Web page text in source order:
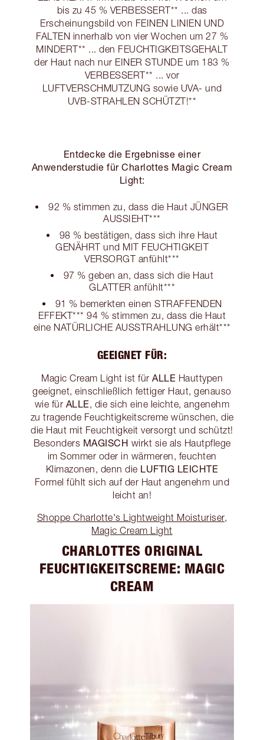
bis zu 45 % VERBESSERT** ... das
Erscheinungsbild von FEINEN LINIEN UND
FALTEN innerhalb von vier Wochen um 27 %
MINDERT** ... den FEUCHTIGKEITSGEHALT
der Haut nach nur EINER STUNDE um 183 %
VERBESSERT** ... vor
LUFTVERSCHMUTZUNG sowie UVA- und
UVB-STRAHLEN SCHÜTZT!**
Entdecke die Ergebnisse einer
Anwenderstudie für Charlottes Magic Cream
Light:
92 % stimmen zu, dass die Haut JÜNGER
AUSSIEHT***
98 % bestätigen, dass sich ihre Haut
GENÄHRT und MIT FEUCHTIGKEIT
VERSORGT anfühlt***
97 % geben an, dass sich die Haut
GLATTER anfühlt***
91 % bemerkten einen STRAFFENDEN
EFFEKT*** 94 % stimmen zu, dass die Haut
eine NATÜRLICHE AUSSTRAHLUNG erhält***
GEEIGNET FÜR:
Magic Cream Light ist für ALLE Hauttypen
geeignet, einschließlich fettiger Haut, genauso
wie für ALLE, die sich eine leichte, angenehm
zu tragende Feuchtigkeitscreme wünschen, die
die Haut mit Feuchtigkeit versorgt und schützt!
Besonders MAGISCH wirkt sie als Hautpflege
im Sommer oder in wärmeren, feuchten
Klimazonen, denn die LUFTIG LEICHTE
Formel fühlt sich auf der Haut angenehm und
leicht an!
Shoppe Charlotte's Lightweight Moisturiser,
Magic Cream Light
CHARLOTTES ORIGINAL
FEUCHTIGKEITSCREME: MAGIC
CREAM